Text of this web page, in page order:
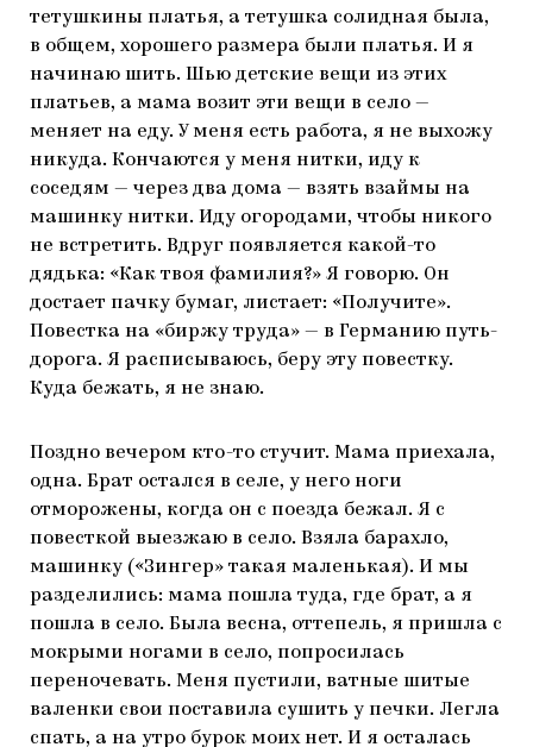
тетушкины платья, а тетушка солидная была,
в общем, хорошего размера были платья. И я
начинаю шить. Шью детские вещи из этих
платьев, а мама возит эти вещи в село —
меняет на еду. У меня есть работа, я не выхожу
никуда. Кончаются у меня нитки, иду к
соседям — через два дома — взять взаймы на
машинку нитки. Иду огородами, чтобы никого
не встретить. Вдруг появляется какой-то
дядька: «Как твоя фамилия?» Я говорю. Он
достает пачку бумаг, листает: «Получите».
Повестка на «биржу труда» — в Германию путь-
дорога. Я расписываюсь, беру эту повестку.
Куда бежать, я не знаю.
Поздно вечером кто-то стучит. Мама приехала,
одна. Брат остался в селе, у него ноги
отморожены, когда он с поезда бежал. Я с
повесткой выезжаю в село. Взяла барахло,
машинку («Зингер» такая маленькая). И мы
разделились: мама пошла туда, где брат, а я
пошла в село. Была весна, оттепель, я пришла с
мокрыми ногами в село, попросилась
переночевать. Меня пустили, ватные шитые
валенки свои поставила сушить у печки. Легла
спать, а на утро бурок моих нет. И я осталась